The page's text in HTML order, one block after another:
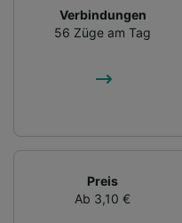
Verbindungen
56 Züge am Tag
Preis
Ab 3,10 €